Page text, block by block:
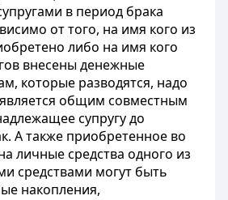
в период брака
от того, на имя кого из
либо на имя кого
внесены денежные
которые разводятся, надо
общим совместным
супругу до
А также приобретенное во
личные средства одного из
средствами могут быть
накопления,